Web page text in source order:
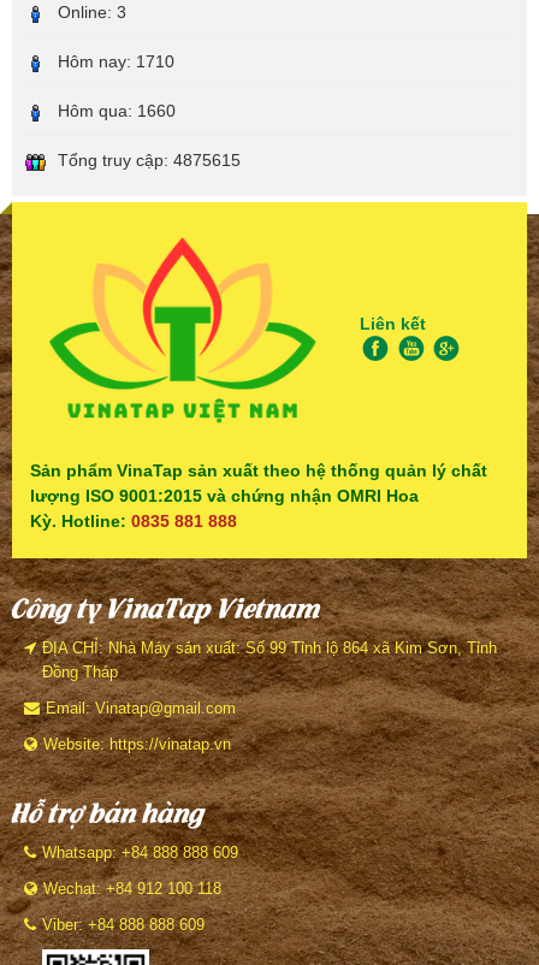
Online: 3
Hôm nay: 1710
Hôm qua: 1660
Tổng truy cập: 4875615
Liên kết
Sản phẩm VinaTap sản xuất theo hệ thống quản lý chất
lượng ISO 9001:2015 và chứng nhận OMRI Hoa
Kỳ. Hotline: 0835 881 888
Công ty VinaTap Vietnam
ĐỊA CHỈ: Nhà Máy sản xuất: Số 99 Tỉnh lộ 864 xã Kim Sơn, Tỉnh
Đồng Tháp
Email: Vinatap@gmail.com
Website: https://vinatap.vn
Hỗ trợ bán hàng
Whatsapp: +84 888 888 609
Wechat: +84 912 100 118
Viber: +84 888 888 609